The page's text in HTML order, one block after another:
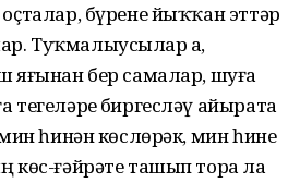
бүрене йыҡҡан эттәр
Туҡмалыусылар ҙа,
яғынан бер самалар, шуға
тегеләрҙе биргесләү айырата
һинән көслөрәк, мин һине
көс-ғәйрәте ташып тора ла